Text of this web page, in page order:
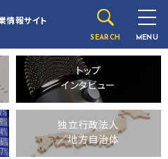
情報サイト
SEARCH MENU
トップ
インタビュー
独立行政法人
／地方自治体